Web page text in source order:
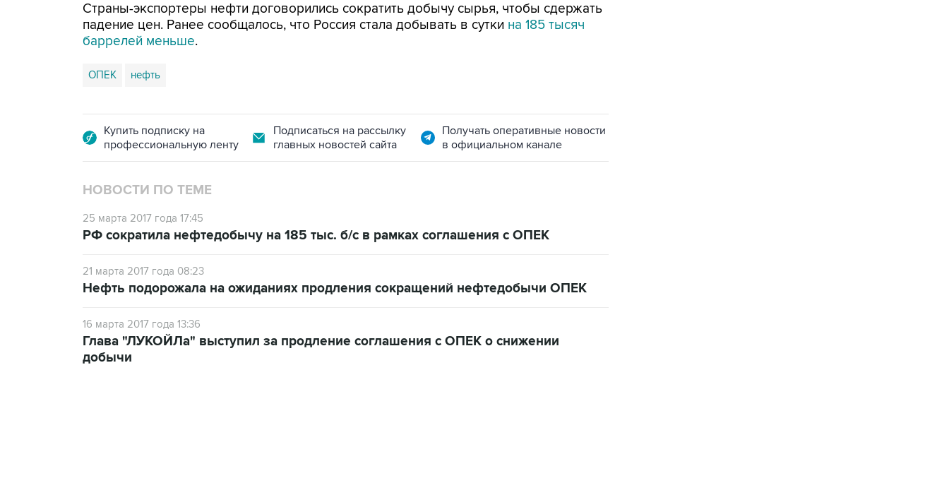
Страны-экспортеры нефти договорились сократить добычу сырья, чтобы сдержать
падение цен. Ранее сообщалось, что Россия стала добывать в сутки на 185 тысяч
баррелей меньше.
ОПЕК нефть
Купить подписку на
профессиональную ленту
Подписаться на рассылку
главных новостей сайта
Получать оперативные новости
в официальном канале
НОВОСТИ ПО ТЕМЕ
25 марта 2017 года 17:45
РФ сократила нефтедобычу на 185 тыс. б/с в рамках соглашения с ОПЕК
21 марта 2017 года 08:23
Нефть подорожала на ожиданиях продления сокращений нефтедобычи ОПЕК
16 марта 2017 года 13:36
Глава "ЛУКОЙЛа" выступил за продление соглашения с ОПЕК о снижении
добычи